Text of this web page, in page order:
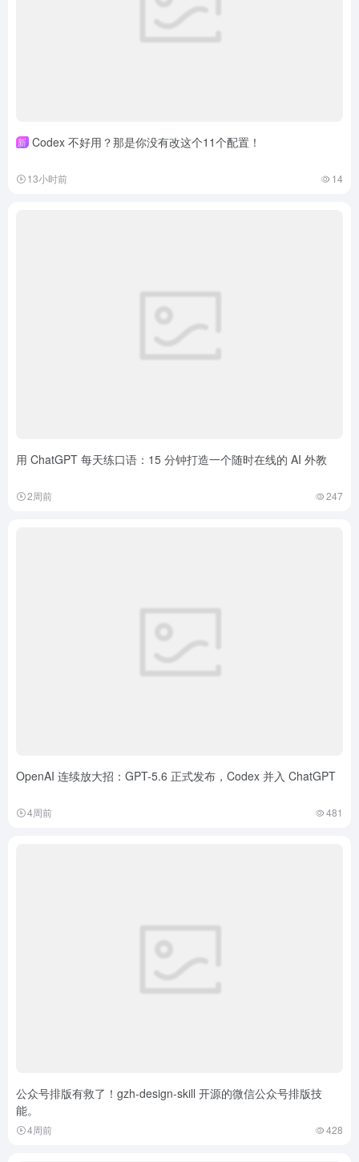
新 Codex 不好用？那是你没有改这个11个配置！
13小时前 14
用 ChatGPT 每天练口语：15 分钟打造一个随时在线的 AI 外教
2周前 247
OpenAI 连续放大招：GPT-5.6 正式发布，Codex 并入 ChatGPT
4周前 481
公众号排版有救了！gzh-design-skill 开源的微信公众号排版技
能。
4周前 428